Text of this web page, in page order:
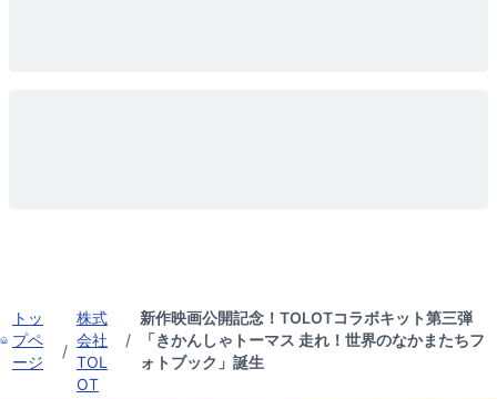
トッ
プペ
ージ
/
株式
会社
TOL
OT
/
新作映画公開記念！TOLOTコラボキット第三弾
「きかんしゃトーマス 走れ！世界のなかまたちフ
ォトブック」誕生